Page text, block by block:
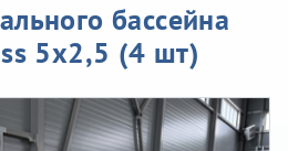
бассейна
5х2,5 (4 шт)